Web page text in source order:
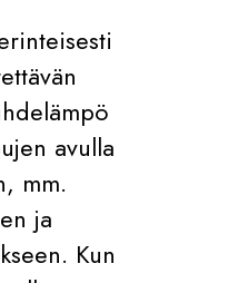
avulla
mm.
ja
Kun